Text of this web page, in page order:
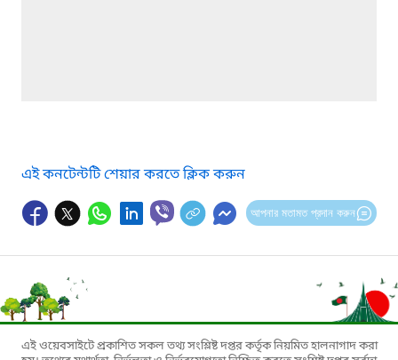
এই কনটেন্টটি শেয়ার করতে ক্লিক করুন
আপনার মতামত প্রদান করুন
এই ওয়েবসাইটে প্রকাশিত সকল তথ্য সংশ্লিষ্ট দপ্তর কর্তৃক নিয়মিত হালনাগাদ করা